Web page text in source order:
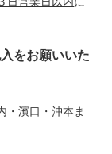
をお願いいた
・濱口・沖本ま